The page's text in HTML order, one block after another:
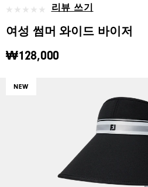
리뷰 쓰기
여성 썸머 와이드 바이저
₩128,000
NEW